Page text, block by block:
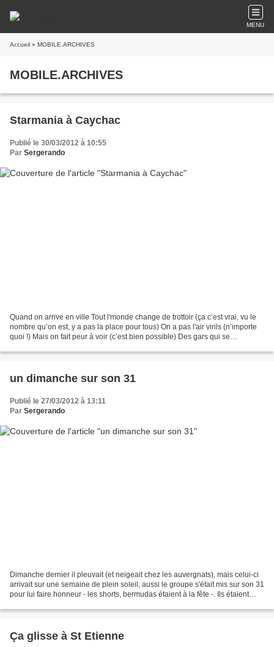
MENU
Accueil » MOBILE.ARCHIVES
MOBILE.ARCHIVES
Starmania à Caychac
Publié le 30/03/2012 à 10:55
Par Sergerando
Quand on arrive en ville Tout l'monde change de trottoir (ça c’est vrai, vu le
nombre qu’on est, y a pas la place pour tous) On a pas l'air virils (n’importe
quoi !) Mais on fait peur à voir (c’est bien possible) Des gars qui se
un dimanche sur son 31
Publié le 27/03/2012 à 13:11
Par Sergerando
Dimanche dernier il pleuvait (et neigeait chez les auvergnats), mais celui-ci
arrivait sur une semaine de plein soleil, aussi le groupe s'était mis sur son 31
pour lui faire honneur - les shorts, bermudas étaient à la fête -. Ils étaient
Ça glisse à St Etienne